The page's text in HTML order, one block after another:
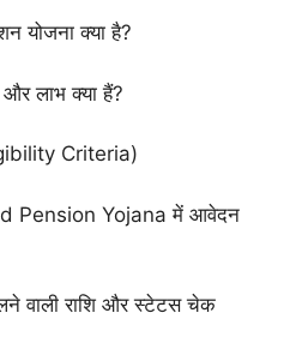
योजना क्या है?
और लाभ क्या हैं?
Criteria)
Pension Yojana में आवेदन
वाली राशि और स्टेटस चेक